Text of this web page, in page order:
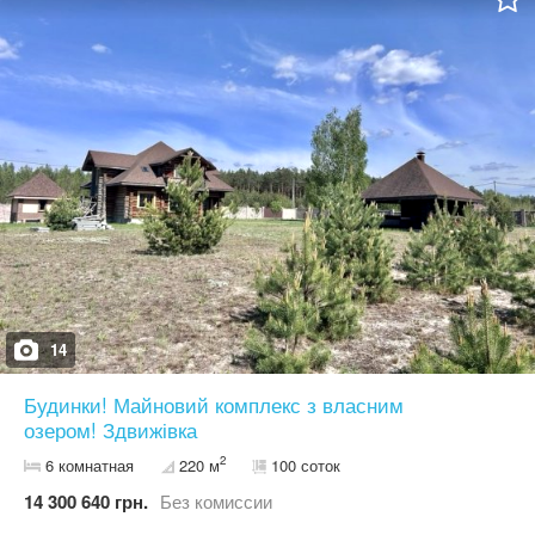
14
Будинки! Майновий комплекс з власним
озером! Здвижівка
6 комнатная 220 м2 100 соток
14 300 640 грн. Без комиссии